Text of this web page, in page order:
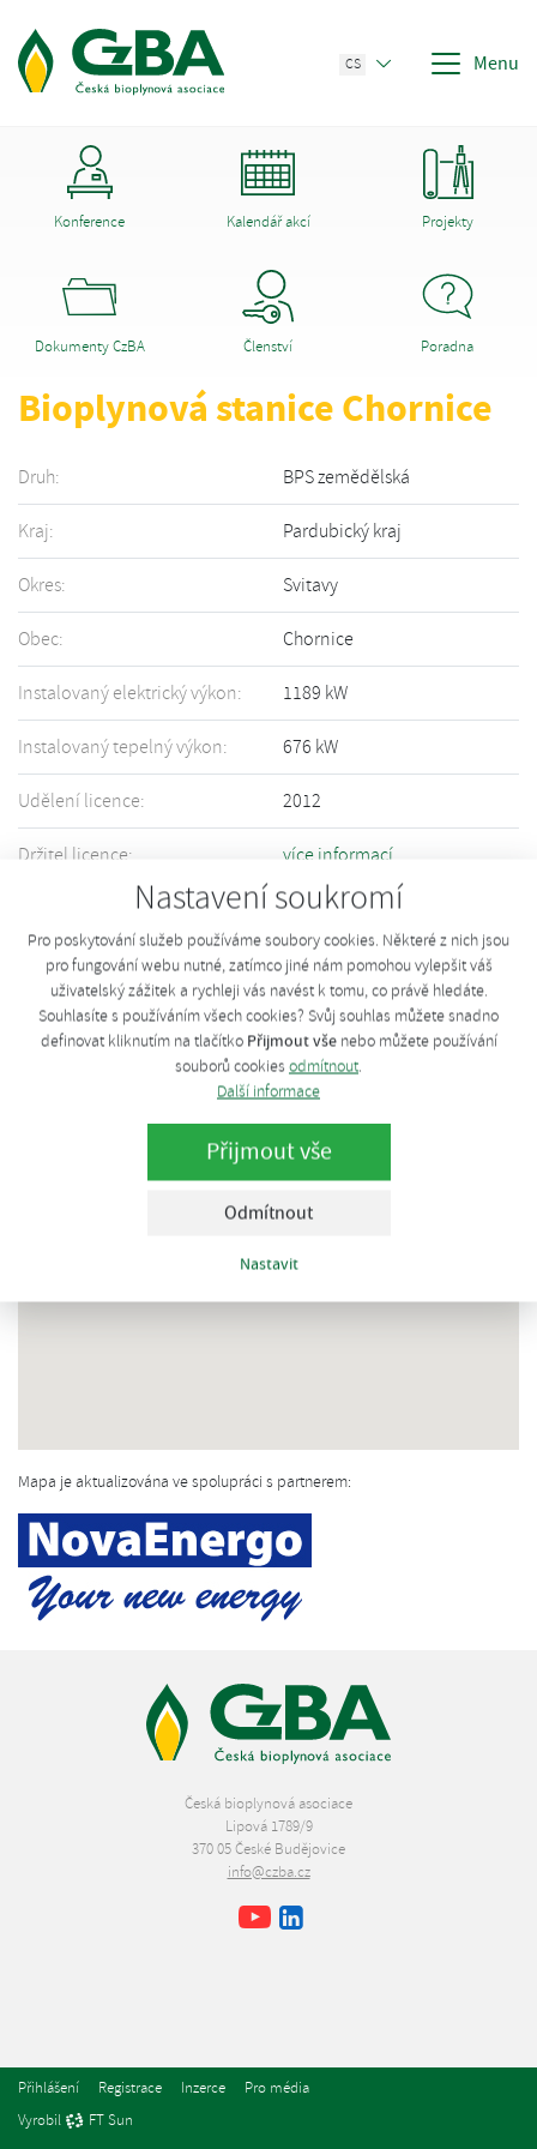
Nastavení soukromí
Pro poskytování služeb používáme soubory cookies. Některé z nich jsou
pro fungování webu nutné, zatímco jiné nám pomohou vylepšit váš
uživatelský zážitek a rychleji vás navést k tomu, co právě hledáte.
Souhlasíte s používáním všech cookies? Svůj souhlas můžete snadno
definovat kliknutím na tlačítko Přijmout všenebo můžete používání
souborů cookies odmítnout.
Další informace
Přijmout vše
Odmítnout
Nastavit
CS Menu
Konference Kalendář akcí Projekty
Dokumenty CzBA Členství Poradna
Bioplynová stanice Chornice
Druh: BPS zemědělská
Kraj: Pardubický kraj
Okres: Svitavy
Obec: Chornice
Instalovaný elektrický výkon: 1189 kW
Instalovaný tepelný výkon: 676 kW
Udělení licence: 2012
Držitel licence: více informací
Informace o Vašem zařízení nejsou přesné či úplné? Upravte informace
pomocí tohotoformuláře
Mapa je aktualizována ve spolupráci s partnerem:
Česká bioplynová asociace
Lipová 1789/9
370 05 České Budějovice
info@czba.cz
Facebook
Youtube
Přihlášení Registrace Inzerce
Pro média
Vyrobil
FT Sun